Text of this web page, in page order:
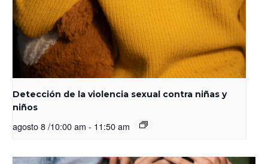
Detección de la violencia sexual contra niñas y
niños
agosto 8 /10:00 am - 11:50 am